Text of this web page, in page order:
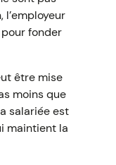
pour fonder
être mise
moins que
salariée est
maintient la